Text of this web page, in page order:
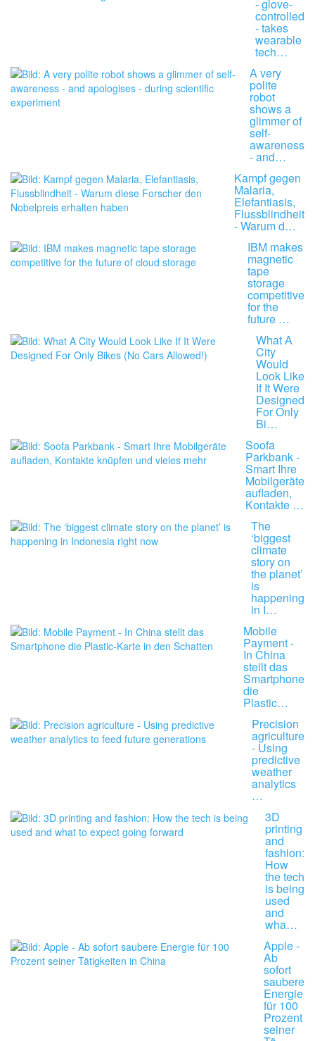
- glove-
controlled
- takes
wearable
tech…
A very
polite
robot
shows a
glimmer of
self-
awareness
- and…
Kampf gegen
Malaria,
Elefantiasis,
Flussblindheit
- Warum d…
IBM makes
magnetic
tape
storage
competitive
for the
future …
What A
City
Would
Look Like
If It Were
Designed
For Only
Bi…
Soofa
Parkbank -
Smart Ihre
Mobilgeräte
aufladen,
Kontakte …
The
‘biggest
climate
story on
the planet’
is
happening
in I…
Mobile
Payment -
In China
stellt das
Smartphone
die
Plastic…
Precision
agriculture
- Using
predictive
weather
analytics
…
3D
printing
and
fashion:
How
the tech
is being
used
and
wha…
Apple -
Ab
sofort
saubere
Energie
für 100
Prozent
seiner